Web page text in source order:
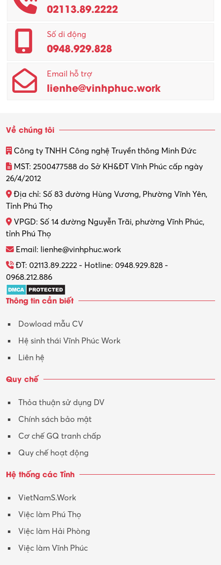
02113.89.2222
Số di động
0948.929.828
Email hỗ trợ
lienhe@vinhphuc.work
Về chúng tôi
Công ty TNHH Công nghệ Truyền thông Minh Đức
MST: 2500477588 do Sở KH&ĐT Vĩnh Phúc cấp ngày
26/4/2012
Địa chỉ: Số 83 đường Hùng Vương, Phường Vĩnh Yên,
Tỉnh Phú Thọ
VPGD: Số 14 đường Nguyễn Trãi, phường Vĩnh Phúc,
tỉnh Phú Thọ
Email: lienhe@vinhphuc.work
ĐT: 02113.89.2222 - Hotline: 0948.929.828 -
0968.212.886
Thông tin cần biết
Dowload mẫu CV
Hệ sinh thái Vĩnh Phúc Work
Liên hệ
Quy chế
Thỏa thuận sử dụng DV
Chính sách bảo mật
Cơ chế GQ tranh chấp
Quy chế hoạt động
Hệ thống các Tỉnh
VietNamS.Work
Việc làm Phú Thọ
Việc làm Hải Phòng
Việc làm Vĩnh Phúc